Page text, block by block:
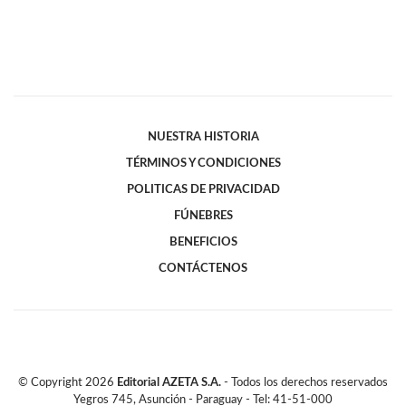
NUESTRA HISTORIA
TÉRMINOS Y CONDICIONES
POLITICAS DE PRIVACIDAD
FÚNEBRES
BENEFICIOS
CONTÁCTENOS
© Copyright 2026 Editorial AZETA S.A. - Todos los derechos reservados
Yegros 745, Asunción - Paraguay - Tel: 41-51-000